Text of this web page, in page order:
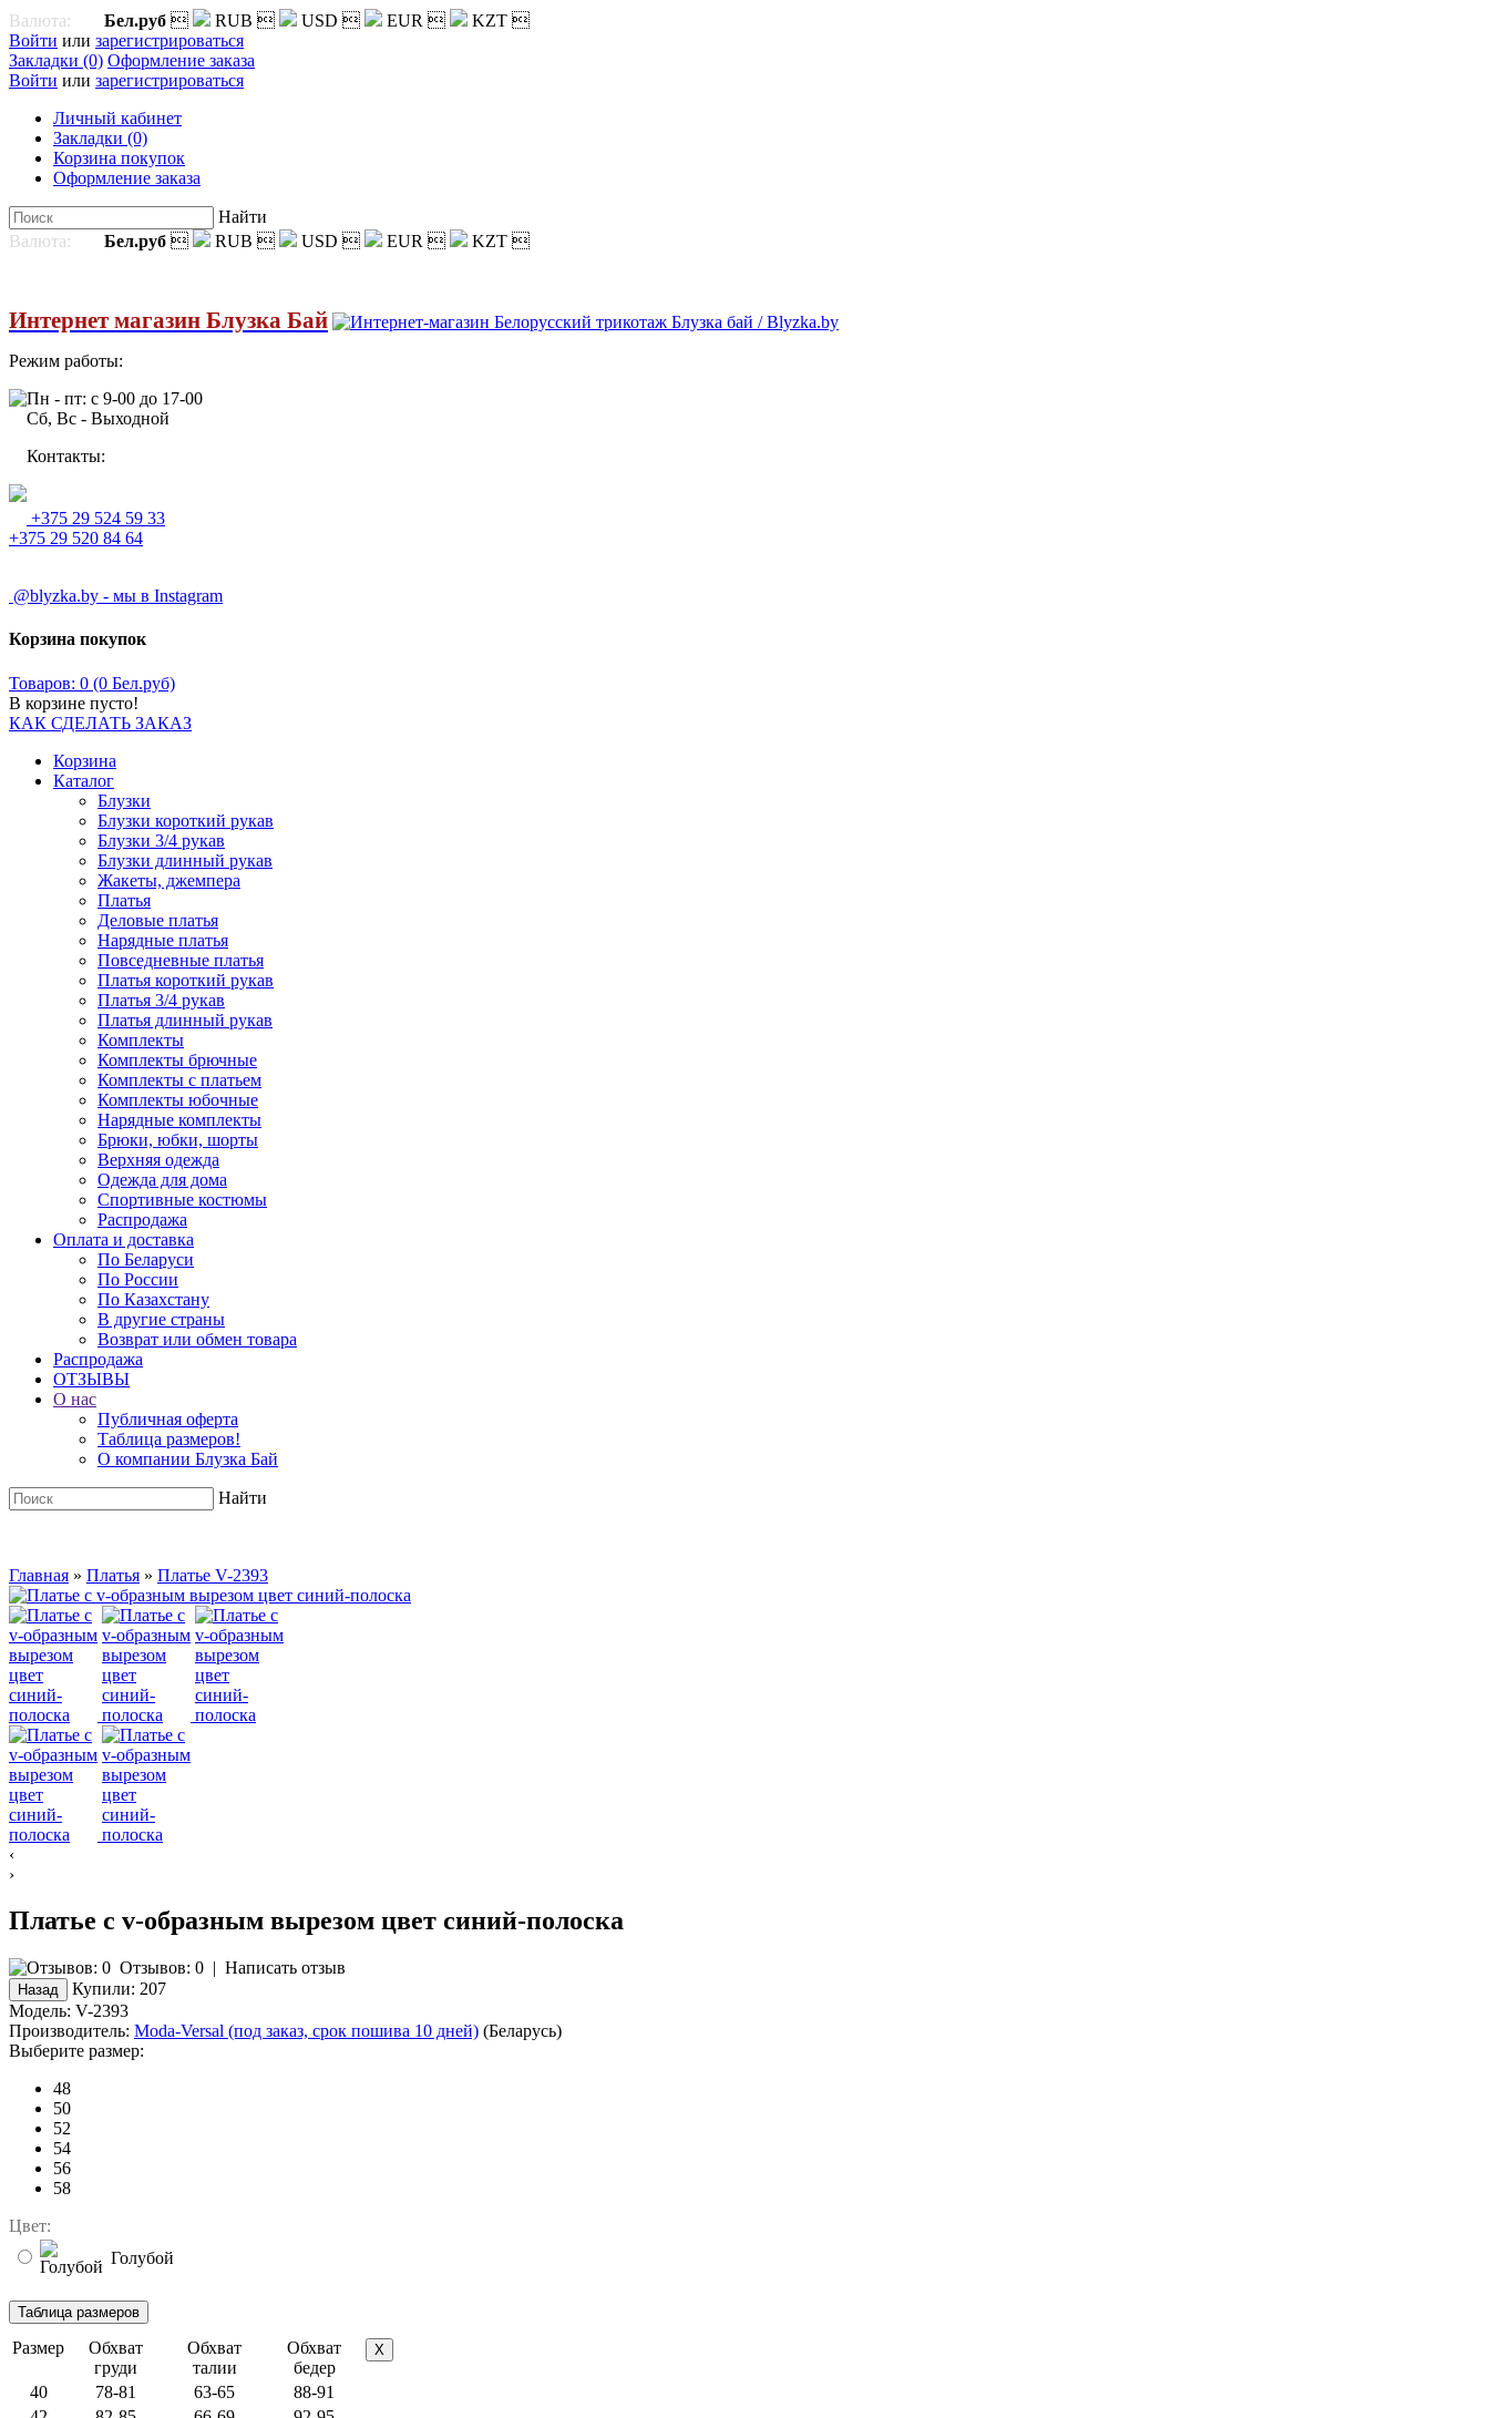
Валюта: Бел.руб  RUB  USD  EUR  KZT 
Войти или зарегистрироваться
Закладки (0) Оформление заказа
Войти или зарегистрироваться
Личный кабинет
Закладки (0)
Корзина покупок
Оформление заказа
Найти
Валюта:
Бел.руб  RUB  USD  EUR  KZT 
Интернет магазин Блузка Бай
Режим работы:
Пн - пт: с 9-00 до 17-00
Сб, Вс - Выходной
Контакты:
+375 29 524 59 33
+375 29 520 84 64
@blyzka.by - мы в Instagram
Корзина покупок
Товаров: 0 (0 Бел.руб)
В корзине пусто!
КАК СДЕЛАТЬ ЗАКАЗ
Корзина
Каталог
Блузки
Блузки короткий рукав
Блузки 3/4 рукав
Блузки длинный рукав
Жакеты, джемпера
Платья
Деловые платья
Нарядные платья
Повседневные платья
Платья короткий рукав
Платья 3/4 рукав
Платья длинный рукав
Комплекты
Комплекты брючные
Комплекты с платьем
Комплекты юбочные
Нарядные комплекты
Брюки, юбки, шорты
Верхняя одежда
Одежда для дома
Спортивные костюмы
Распродажа
Оплата и доставка
По Беларуси
По России
По Казахстану
В другие страны
Возврат или обмен товара
Распродажа
ОТЗЫВЫ
О нас
Публичная оферта
Таблица размеров!
О компании Блузка Бай
Найти
Главная » Платья » Платье V-2393
‹
›
Платье с v-образным вырезом цвет синий-полоска
Отзывов: 0 | Написать отзыв
Купили: 207
Модель: V-2393
Производитель: Moda-Versal (под заказ, срок пошива 10 дней) (Беларусь)
Выберите размер:
48
50
52
54
56
58
Цвет:
Голубой
Размер
Обхват
груди
Обхват
талии
Обхват
бедер
X
40 78-81 63-65
88-91